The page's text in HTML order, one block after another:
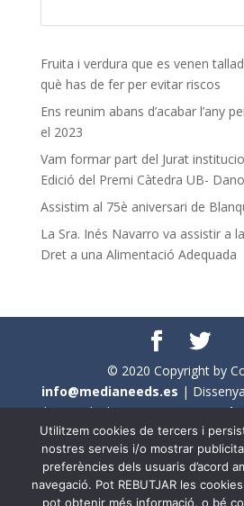
Fruita i verdura que es venen
què has de fer per evitar riscos
Ens reunim abans d’acabar l’any
el 2023
Vam formar part del Jurat
Edició del Premi Càtedra UB-
Assistim al 75è aniversari de
La Sra. Inés Navarro va assistir a
Dret a una Alimentació Adequada
© 2020 Copyright by
info@medianeeds.es |
| Tots els drets reservats a
Avís per
En aquest web s'ha tingut en
llenguatge. No obstant això, i
Utilitzem cookies de tercers i
nostres serveis i/o mostrar
preferències dels usuaris d’acord
navegació. Pot REBUTJAR les
pot obtenir més informació, o bé